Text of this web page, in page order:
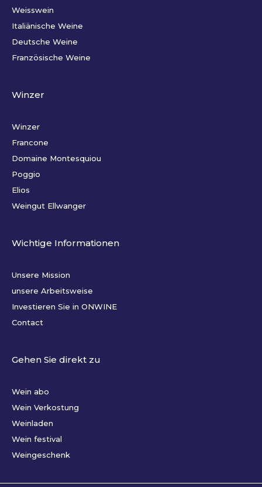
Weisswein
Italiänische Weine
Deutsche Weine
Französische Weine
Winzer
Winzer
Francone
Domaine Montesquiou
Poggio
Elios
Weingut Ellwanger
Wichtige Informationen
Unsere Mission
unsere Arbeitsweise
Investieren Sie in ONWINE
Contact
Gehen Sie direkt zu
Wein abo
Wein Verkostung
Weinladen
Wein festival
Weingeschenk